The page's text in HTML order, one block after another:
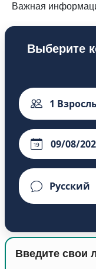
Важная
Выберите
1
Введите свои